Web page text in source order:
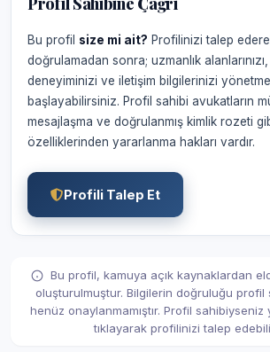
Bu profil size mi ait? Profilinizi talep
doğrulamadan sonra; uzmanlık
deneyiminizi ve iletişim bilgilerinizi
başlayabilirsiniz. Profil sahibi avukatların
mesajlaşma ve doğrulanmış kimlik rozeti
özelliklerinden yararlanma hakları vardır.
Profili Talep Et
Bu profil, kamuya açık kaynaklardan
oluşturulmuştur. Bilgilerin doğruluğu profil
henüz onaylanmamıştır. Profil sahibiyseniz
tıklayarak profilinizi talep